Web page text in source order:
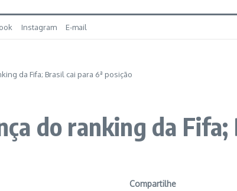
Instagram E-mail
da Fifa; Brasil cai para 6ª posição
do ranking da
Compartilhe